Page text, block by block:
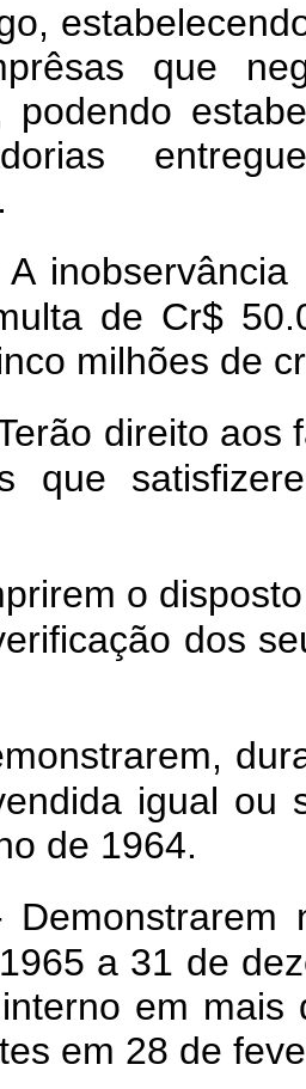
que
podendo
A
de Cr$
milhões de
direito aos
que
o
dos
igual ou
de 1964.
Demonstrarem
a 31 de
em
em 28 de